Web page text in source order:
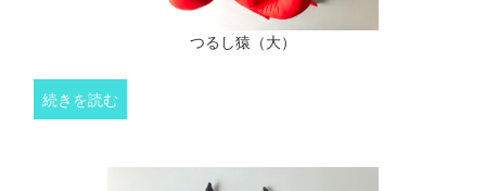
つるし猿（大）
続きを読む